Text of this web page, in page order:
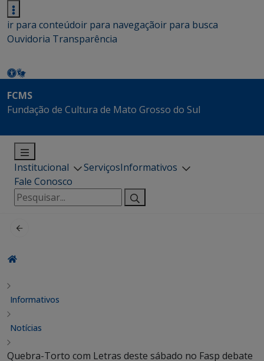
ir para conteúdoir para navegaçãoir para busca
Ouvidoria Transparência
FCMS
Fundação de Cultura de Mato Grosso do Sul
Institucional ServiçosInformativos
Fale Conosco
Pesquisar
por:
Informativos
Notícias
Quebra-Torto com Letras deste sábado no Fasp debate